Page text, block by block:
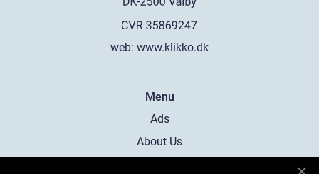
web: www.klikko.dk
Menu
Ads
About Us